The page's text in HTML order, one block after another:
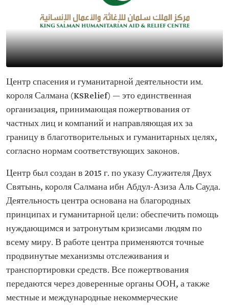
Центр спасения и гуманитарной деятельности им.
короля Салмана (KSRelief) — это единственная
организация, принимающая пожертвования от
частных лиц и компаний и направляющая их за
границу в благотворительных и гуманитарных целях,
согласно нормам соответствующих законов.
Центр был создан в 2015 г. по указу Служителя Двух
Святынь, короля Салмана ибн Абдул-Азиза Аль Сауда.
Деятельность центра основана на благородных
принципах и гуманитарной цели: обеспечить помощь
нуждающимся и затронутым кризисами людям по
всему миру. В работе центра применяются точные
продвинутые механизмы отслеживания и
транспортировки средств. Все пожертвования
передаются через доверенные органы ООН, а также
местные и международные некоммерческие